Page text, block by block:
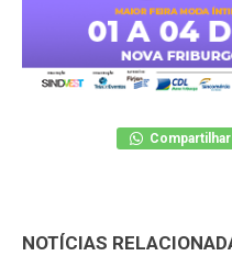
Compartilhar
NOTÍCIAS